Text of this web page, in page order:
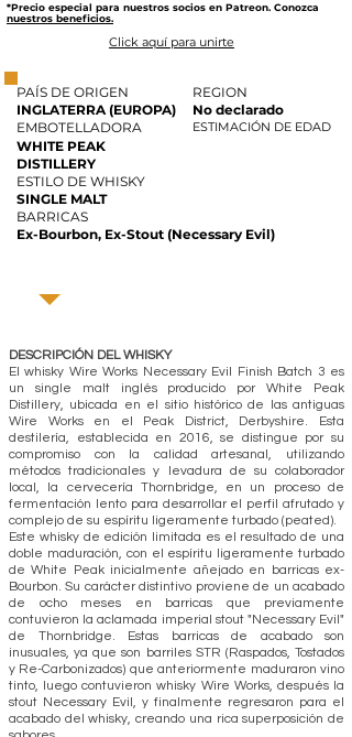
*Precio especial para nuestros socios en Patreon. Conozca
nuestros beneficios.
Click aquí para unirte
PAÍS DE ORIGEN
INGLATERRA (EUROPA)
EMBOTELLADORA
WHITE PEAK
DISTILLERY
REGION
No declarado
ESTIMACIÓN DE EDAD
ESTILO DE WHISKY
SINGLE MALT
BARRICAS
Ex-Bourbon, Ex-Stout (Necessary Evil)
DESCRIPCIÓN DEL WHISKY
El whisky Wire Works Necessary Evil Finish Batch 3 es
un single malt inglés producido por White Peak
Distillery, ubicada en el sitio histórico de las antiguas
Wire Works en el Peak District, Derbyshire. Esta
destilería, establecida en 2016, se distingue por su
compromiso con la calidad artesanal, utilizando
métodos tradicionales y levadura de su colaborador
local, la cervecería Thornbridge, en un proceso de
fermentación lento para desarrollar el perfil afrutado y
complejo de su espíritu ligeramente turbado (peated).
Este whisky de edición limitada es el resultado de una
doble maduración, con el espíritu ligeramente turbado
de White Peak inicialmente añejado en barricas ex-
Bourbon. Su carácter distintivo proviene de un acabado
de ocho meses en barricas que previamente
contuvieron la aclamada imperial stout "Necessary Evil"
de Thornbridge. Estas barricas de acabado son
inusuales, ya que son barriles STR (Raspados, Tostados
y Re-Carbonizados) que anteriormente maduraron vino
tinto, luego contuvieron whisky Wire Works, después la
stout Necessary Evil, y finalmente regresaron para el
acabado del whisky, creando una rica superposición de